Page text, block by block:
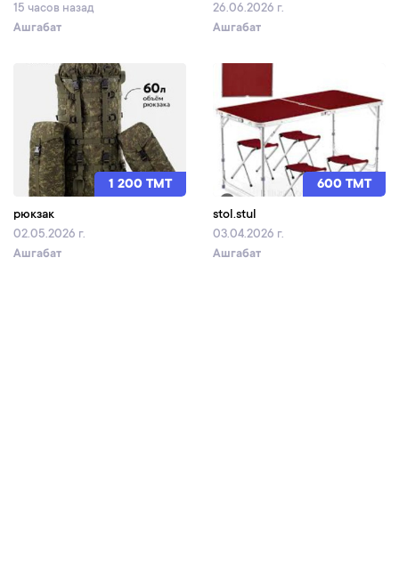
15 часов назад
Ашгабат
26.06.2026 г.
Ашгабат
1 200 TMT
рюкзак
02.05.2026 г.
Ашгабат
600 TMT
stol.stul
03.04.2026 г.
Ашгабат